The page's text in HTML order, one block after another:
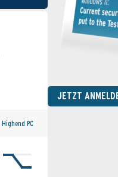
Highend PC
JETZT